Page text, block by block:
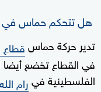
هل تتحكم حماس في
تدير حركة حماسقطاع
في القطاع تخضع أيضا
الفلسطينية فيرام الله